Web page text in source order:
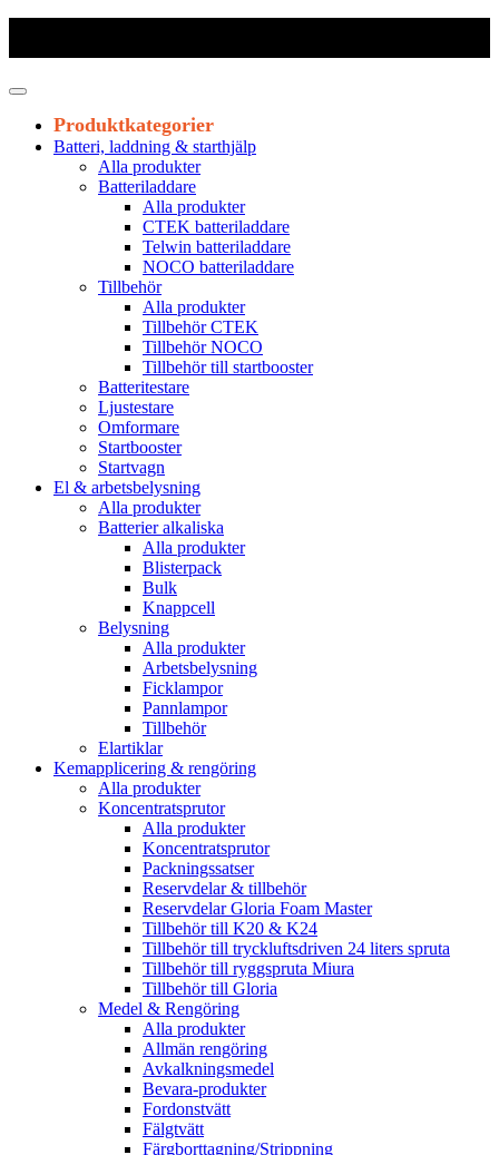
Produktkategorier
Batteri, laddning & starthjälp
Alla produkter
Batteriladdare
Alla produkter
CTEK batteriladdare
Telwin batteriladdare
NOCO batteriladdare
Tillbehör
Alla produkter
Tillbehör CTEK
Tillbehör NOCO
Tillbehör till startbooster
Batteritestare
Ljustestare
Omformare
Startbooster
Startvagn
El & arbetsbelysning
Alla produkter
Batterier alkaliska
Alla produkter
Blisterpack
Bulk
Knappcell
Belysning
Alla produkter
Arbetsbelysning
Ficklampor
Pannlampor
Tillbehör
Elartiklar
Kemapplicering & rengöring
Alla produkter
Koncentratsprutor
Alla produkter
Koncentratsprutor
Packningssatser
Reservdelar & tillbehör
Reservdelar Gloria Foam Master
Tillbehör till K20 & K24
Tillbehör till tryckluftsdriven 24 liters spruta
Tillbehör till ryggspruta Miura
Tillbehör till Gloria
Medel & Rengöring
Alla produkter
Allmän rengöring
Avkalkningsmedel
Bevara-produkter
Fordonstvätt
Fälgtvätt
Färgborttagning/Strippning